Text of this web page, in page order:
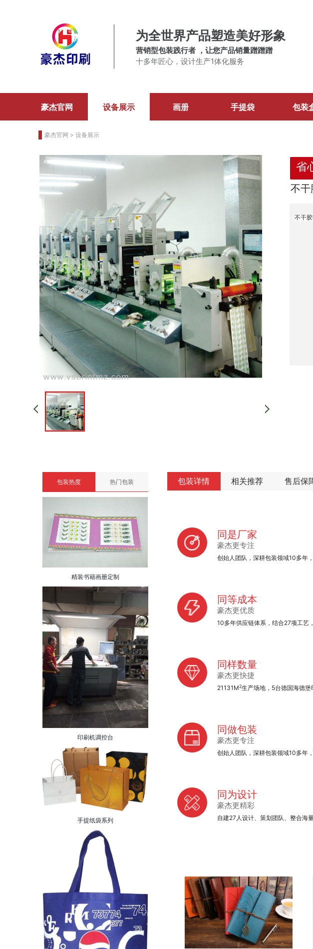
为全世界产品塑造美好形象
营销型包装践行者 ，让您产品销量蹭蹭蹭
十多年匠心，设计生产1体化服务
豪杰官网 设备展示 画册 手提袋 包装
豪杰官网 > 设备展示
省
不干
不干
包装热度 热门包装
精装书籍画册定制
印刷机调控台
手提纸袋系列
包装详情 相关推荐 售后保
同是厂家
豪杰更专注
创始人团队，深耕包装领域10多年
同等成本
豪杰更优质
10多年供应链体系，结合27项工艺
同样数量
豪杰更快捷
21131M2生产场地，5台德国海德
同做包装
豪杰更专注
创始人团队，深耕包装领域10多年
同为设计
豪杰更精彩
自建27人设计、策划团队、整合海